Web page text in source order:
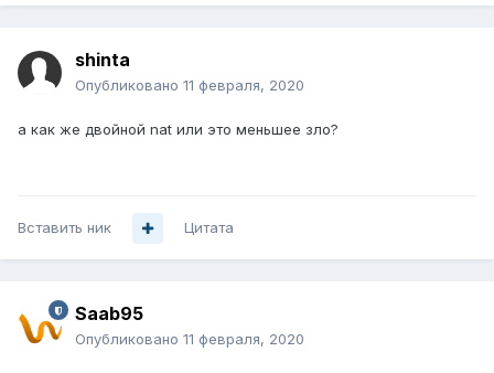
shinta
Опубликовано 11 февраля, 2020
а как же двойной nat или это меньшее зло?
Вставить ник Цитата
Saab95
Опубликовано 11 февраля, 2020